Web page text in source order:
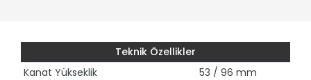
Teknik Özellikler
Kanat Yükseklik
53 / 96 mm